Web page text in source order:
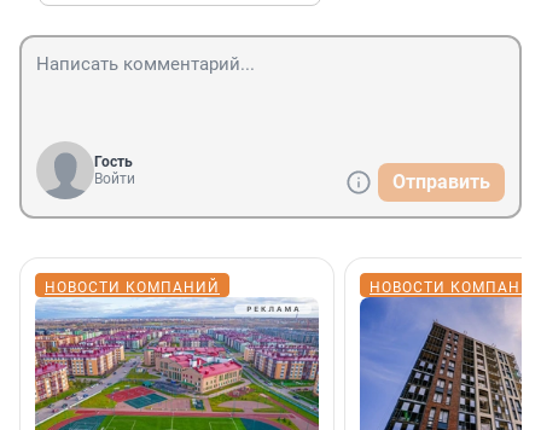
Гость
Войти
Отправить
НОВОСТИ КОМПАНИЙ НОВОСТИ